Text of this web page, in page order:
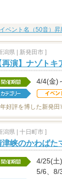
イベント名（50音）昇
潟県 新発田市 ]
再演】ナゾト
4/4(金)
好評を博した新発
潟県 十日町市 ]
津峡のかわばた
4/25(土
5/6、8/